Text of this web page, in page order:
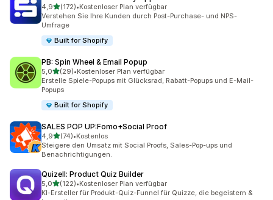
4,9von 5 Sternen
(172)
172 Rezensionen insgesamt
•Kostenloser Plan verfügbar
Verstehen Sie Ihre Kunden durch Post-Purchase- und NPS-
Umfrage
Built for Shopify
PB: Spin Wheel & Email Popup
5,0von 5 Sternen
(29)
29 Rezensionen insgesamt
•Kostenloser Plan verfügbar
Erstelle Spiele-Popups mit Glücksrad, Rabatt-Popups und E-Mail-
Popups
Built for Shopify
SALES POP UP:Fomo+Social Proof
4,9von 5 Sternen
(74)
74 Rezensionen insgesamt
•Kostenlos
Steigere den Umsatz mit Social Proofs, Sales-Pop-ups und
Benachrichtigungen.
Quizell: Product Quiz Builder
5,0von 5 Sternen
(122)
122 Rezensionen insgesamt
•Kostenloser Plan verfügbar
KI-Ersteller für Produkt-Quiz-Funnel für Quizze, die begeistern &